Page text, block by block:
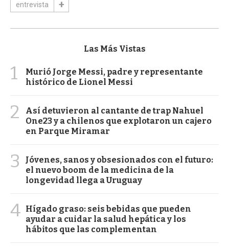
entrevista
Las Más Vistas
1
Murió Jorge Messi, padre y representante
histórico de Lionel Messi
2
Así detuvieron al cantante de trap Nahuel
One23 y a chilenos que explotaron un cajero
en Parque Miramar
3
Jóvenes, sanos y obsesionados con el futuro:
el nuevo boom de la medicina de la
longevidad llega a Uruguay
4 Hígado graso: seis bebidas que pueden
ayudar a cuidar la salud hepática y los
hábitos que las complementan